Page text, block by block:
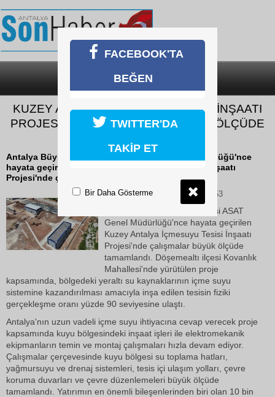
SON DAKİKA
KUZEY ANTALYA İÇMESUYU TESİSİ İNŞAATI
PROJESİ’NDE ÇALIŞMALAR BÜYÜK ÖLÇÜDE
Antalya Büyükşehir Belediyesi ASAT Genel Müdürlüğü'nce
hayata geçirilen Kuzey Antalya İçmesuyu Tesisi İnşaatı
Projesi'nde çalışmalar büyük ölçüde...
04 Haziran 2026 Perşembe 12:53
Antalya Büyükşehir Belediyesi ASAT
Genel Müdürlüğü'nce hayata geçirilen
Kuzey Antalya İçmesuyu Tesisi İnşaatı
Projesi'nde çalışmalar büyük ölçüde
tamamlandı. Döşemealtı ilçesi Kovanlık
Mahallesi'nde yürütülen proje
kapsamında, bölgedeki yeraltı su kaynaklarının içme suyu
sistemine kazandırılması amacıyla inşa edilen tesisin fiziki
gerçekleşme oranı yüzde 90 seviyesine ulaştı.
Antalya'nın uzun vadeli içme suyu ihtiyacına cevap verecek proje
kapsamında kuyu bölgesindeki inşaat işleri ile elektromekanik
ekipmanların temin ve montaj çalışmaları hızla devam ediyor.
Çalışmalar çerçevesinde kuyu bölgesi su toplama hatları,
yağmursuyu ve drenaj sistemleri, tesis içi ulaşım yolları, çevre
koruma duvarları ve çevre düzenlemeleri büyük ölçüde
tamamlandı. Yatırımın en önemli bileşenlerinden biri olan 10 bin
FACEBOOK'TA
BEĞEN
TWITTER'DA
TAKİP ET
Bir Daha Gösterme